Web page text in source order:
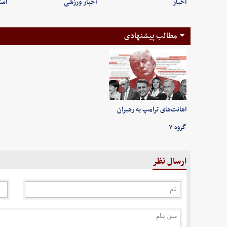
مطالب پیشنهادی
اهانت‌های ترامپ به رهبران
گروه ۷
ارسال نظر